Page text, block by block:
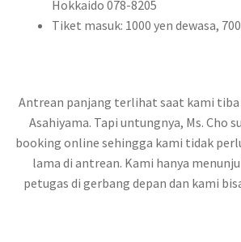
Hokkaido 078-8205
Tiket masuk: 1000 yen dewasa,
Antrean panjang terlihat saat kami tiba
Asahiyama. Tapi untungnya, Ms. Cho
booking online sehingga kami tidak
lama di antrean. Kami hanya
petugas di gerbang depan dan kami